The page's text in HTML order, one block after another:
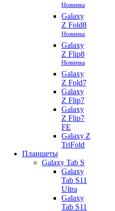
Новинка
Galaxy
Z Fold8
Новинка
Galaxy
Z Flip8
Новинка
Galaxy
Z Fold7
Galaxy
Z Flip7
Galaxy
Z Flip7
FE
Galaxy Z
TriFold
Планшеты
Galaxy Tab S
Galaxy
Tab S11
Ultra
Galaxy
Tab S11